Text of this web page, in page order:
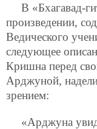
В «Бхагавад-
произведении,
Ведического
следующее
Кришна перед
Арджуной,
зрением:
«Арджуна